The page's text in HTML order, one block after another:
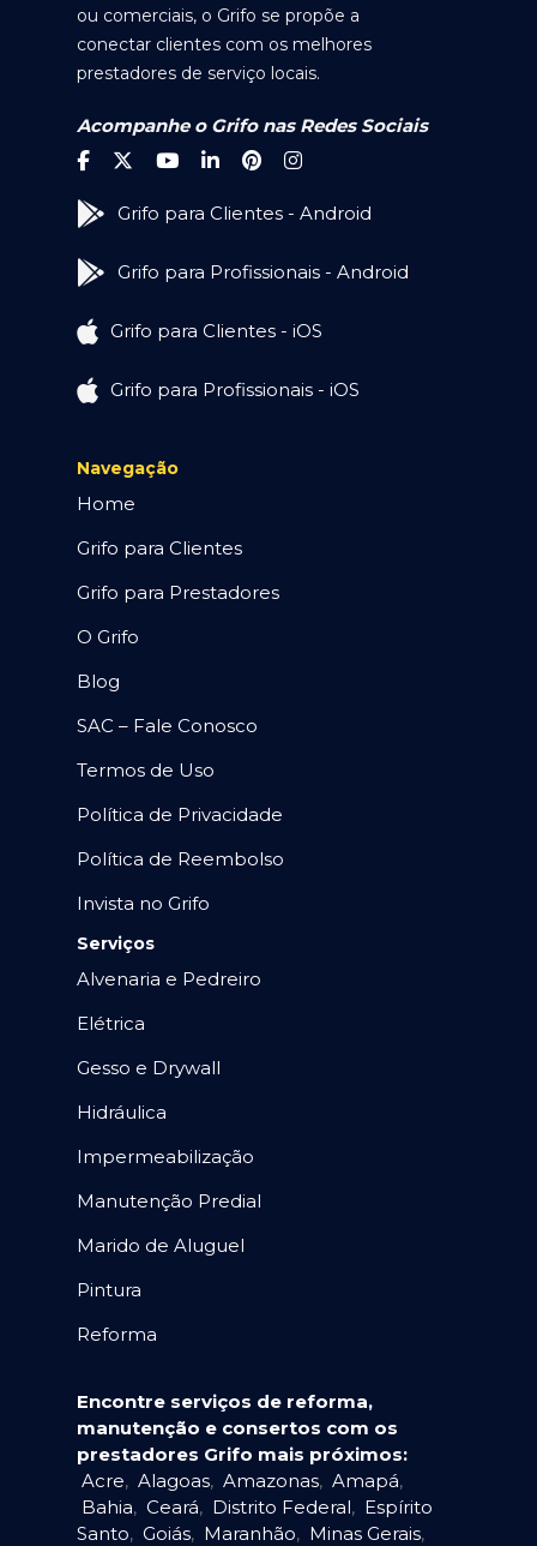
ou comerciais, o Grifo se propõe a
conectar clientes com os melhores
prestadores de serviço locais.
Acompanhe o Grifo nas Redes Sociais
Grifo para Clientes - Android
Grifo para Profissionais - Android
Grifo para Clientes - iOS
Grifo para Profissionais - iOS
Navegação
Home
Grifo para Clientes
Grifo para Prestadores
O Grifo
Blog
SAC – Fale Conosco
Termos de Uso
Política de Privacidade
Política de Reembolso
Invista no Grifo
Serviços
Alvenaria e Pedreiro
Elétrica
Gesso e Drywall
Hidráulica
Impermeabilização
Manutenção Predial
Marido de Aluguel
Pintura
Reforma
Encontre serviços de reforma,
manutenção e consertos com os
prestadores Grifo mais próximos:
Acre, Alagoas, Amazonas, Amapá,
Bahia, Ceará, Distrito Federal, Espírito
Santo, Goiás, Maranhão, Minas Gerais,